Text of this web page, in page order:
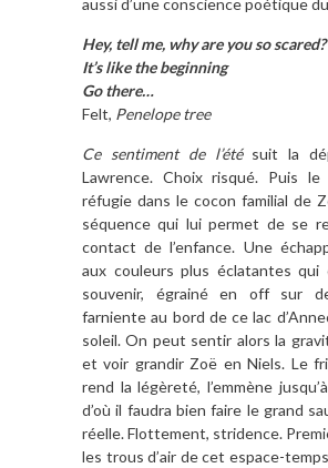
Hey, tell me, why are you so scared?
It’s like the beginning
Go there…
Felt, Penelope tree
Ce sentiment de l’étésuit la
Lawrence. Choix risqué. Puis le
réfugie dans le cocon familial de
séquence qui lui permet de se
contact de l’enfance. Une
aux couleurs plus éclatantes qui
souvenir, égrainé en off sur
farniente au bord de ce lac
soleil. On peut sentir alors la
et voir grandir Zoë en Niels. Le
rend la légèreté, l’emmène
d’où il faudra bien faire le grand
réelle. Flottement, stridence.
les trous d’air de cet espace-